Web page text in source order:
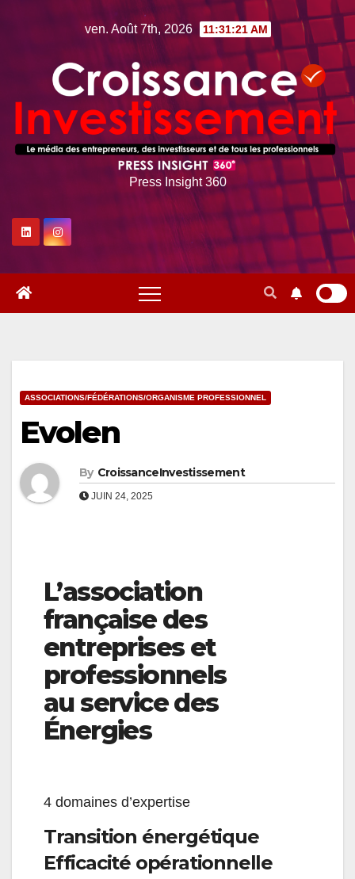
ven. Août 7th, 2026 11:31:22 AM
Press Insight 360
ASSOCIATIONS/FÉDÉRATIONS/ORGANISME PROFESSIONNEL
Evolen
By CroissanceInvestissement
JUIN 24, 2025
L’association
française des
entreprises et
professionnels
au service des
Énergies
4 domaines d’expertise
Transition énergétique
Efficacité opérationnelle